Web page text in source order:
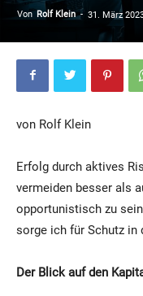
Von Rolf Klein - 31. März
von Rolf Klein
Erfolg durch aktives
vermeiden besser als
opportunistisch zu
sorge ich für Schutz in
Der Blick auf den